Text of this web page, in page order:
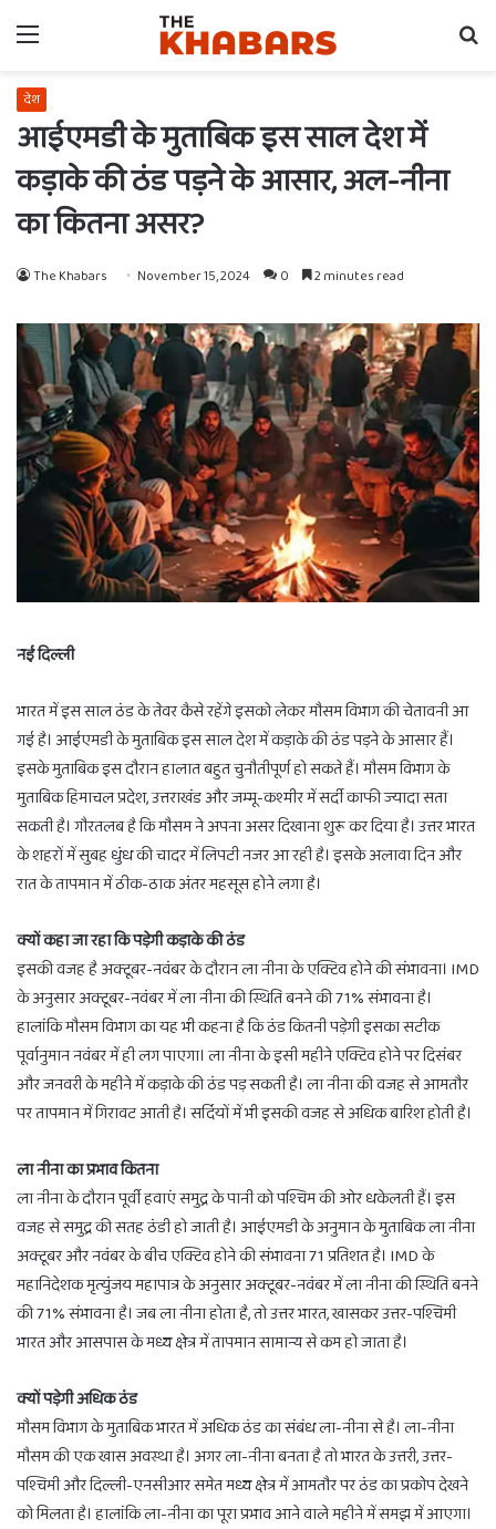
Menu
देश
आईएमडी के मुताबिक इस साल देश में
कड़ाके की ठंड पड़ने के आसार, अल-नीना
का कितना असर?
The Khabars November 15, 2024 0 2 minutes read
नई दिल्ली
भारत में इस साल ठंड के तेवर कैसे रहेंगे इसको लेकर मौसम विभाग की चेतावनी आ
गई है। आईएमडी के मुताबिक इस साल देश में कड़ाके की ठंड पड़ने के आसार हैं।
इसके मुताबिक इस दौरान हालात बहुत चुनौतीपूर्ण हो सकते हैं। मौसम विभाग के
मुताबिक हिमाचल प्रदेश, उत्तराखंड और जम्मू-कश्मीर में सर्दी काफी ज्यादा सता
सकती है। गौरतलब है कि मौसम ने अपना असर दिखाना शुरू कर दिया है। उत्तर भारत
के शहरों में सुबह धुंध की चादर में लिपटी नजर आ रही है। इसके अलावा दिन और
रात के तापमान में ठीक-ठाक अंतर महसूस होने लगा है।
क्यों कहा जा रहा कि पड़ेगी कड़ाके की ठंड
इसकी वजह है अक्टूबर-नवंबर के दौरान ला नीना के एक्टिव होने की संभावना। IMD
के अनुसार अक्टूबर-नवंबर में ला नीना की स्थिति बनने की 71% संभावना है।
हालांकि मौसम विभाग का यह भी कहना है कि ठंड कितनी पड़ेगी इसका सटीक
पूर्वानुमान नवंबर में ही लग पाएगा। ला नीना के इसी महीने एक्टिव होने पर दिसंबर
और जनवरी के महीने में कड़ाके की ठंड पड़ सकती है। ला नीना की वजह से आमतौर
पर तापमान में गिरावट आती है। सर्दियों में भी इसकी वजह से अधिक बारिश होती है।
ला नीना का प्रभाव कितना
ला नीना के दौरान पूर्वी हवाएं समुद्र के पानी को पश्चिम की ओर धकेलती हैं। इस
वजह से समुद्र की सतह ठंडी हो जाती है। आईएमडी के अनुमान के मुताबिक ला नीना
अक्टूबर और नवंबर के बीच एक्टिव होने की संभावना 71 प्रतिशत है। IMD के
महानिदेशक मृत्युंजय महापात्र के अनुसार अक्टूबर-नवंबर में ला नीना की स्थिति बनने
की 71% संभावना है। जब ला नीना होता है, तो उत्तर भारत, खासकर उत्तर-पश्चिमी
भारत और आसपास के मध्य क्षेत्र में तापमान सामान्य से कम हो जाता है।
क्यों पड़ेगी अधिक ठंड
मौसम विभाग के मुताबिक भारत में अधिक ठंड का संबंध ला-नीना से है। ला-नीना
मौसम की एक खास अवस्था है। अगर ला-नीना बनता है तो भारत के उत्तरी, उत्तर-
पश्चिमी और दिल्ली-एनसीआर समेत मध्य क्षेत्र में आमतौर पर ठंड का प्रकोप देखने
को मिलता है। हालांकि ला-नीना का पूरा प्रभाव आने वाले महीने में समझ में आएगा।